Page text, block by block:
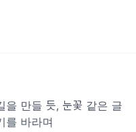
을 만들 듯, 눈꽃 같은 글
를 바라며